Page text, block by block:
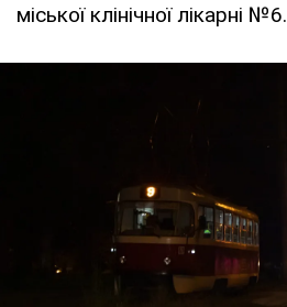
міської клінічної лікарні №6.